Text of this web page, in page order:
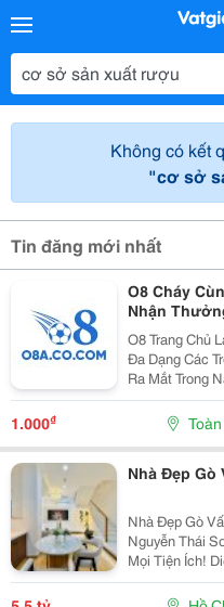
Không có kết
"cơ sở
Tin đăng mới nhất
O8 Cháy
Nhận
O8 Trang Chủ
Đa Dạng Các
Ra Mắt Trong
Trường Châu
Động Theo
1.000₫
Nhà Đẹp Gò
Nhà Đẹp Gò
Nguyễn Thái
Mọi Tiện Ích!
Cấu: Nhà 1
Sân Thượng